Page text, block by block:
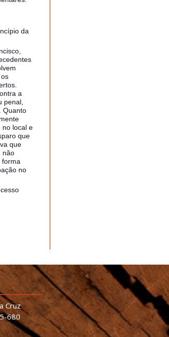
da
a
penal,
Quanto
no local e
que
que
não
forma
no
Cruz
680